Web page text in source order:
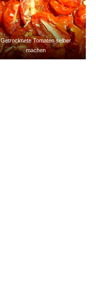
Getrocknete Tomaten selber
machen